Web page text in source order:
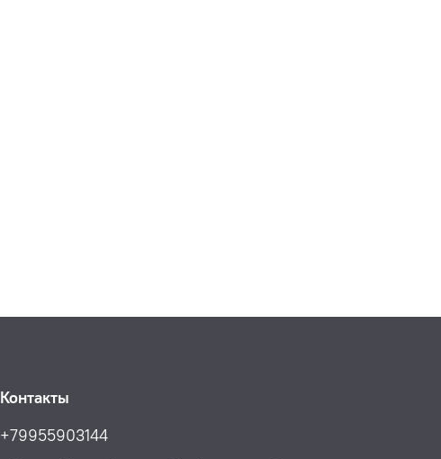
Контакты
+79955903144